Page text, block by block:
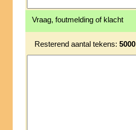
Vraag, foutmelding of klacht
Resterend aantal tekens: 5000